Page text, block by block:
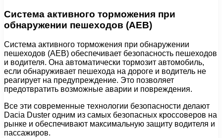
Система активного торможения при
обнаружении пешеходов (AEB)
Система активного торможения при обнаружении
пешеходов (AEB) обеспечивает безопасность пешеходов
и водителя. Она автоматически тормозит автомобиль,
если обнаруживает пешехода на дороге и водитель не
реагирует на предупреждение. Это позволяет
предотвратить возможные аварии и повреждения.
Все эти современные технологии безопасности делают
Dacia Duster одним из самых безопасных кроссоверов на
рынке и обеспечивают максимальную защиту водителя и
пассажиров.